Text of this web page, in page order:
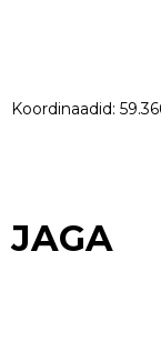
Koordinaadid:
JAGA